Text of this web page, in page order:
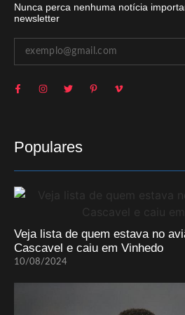
Nunca perca nenhuma notícia
newsletter
Populares
Veja lista de quem estava no
Cascavel e caiu em Vinhedo
10/08/2024